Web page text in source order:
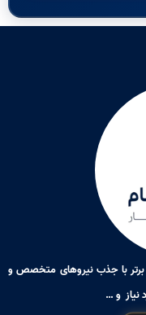
برتر با جذب نیروهای متخصص و
نیاز و …